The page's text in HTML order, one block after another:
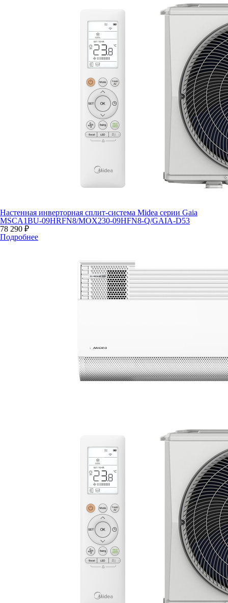
Настенная инверторная сплит-система Midea серии Gaia
MSCA1BU-09HRFN8/MOX230-09HFN8-Q/GAIA-D53
78 290 ₽
Подробнее